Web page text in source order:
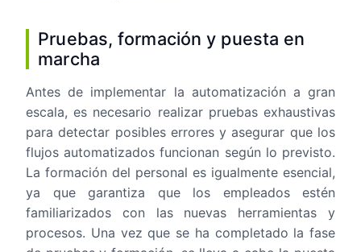
Pruebas, formación y puesta en
marcha
Antes de implementar la automatización a gran
escala, es necesario realizar pruebas exhaustivas
para detectar posibles errores y asegurar que los
flujos automatizados funcionan según lo previsto.
La formación del personal es igualmente esencial,
ya que garantiza que los empleados estén
familiarizados con las nuevas herramientas y
procesos. Una vez que se ha completado la fase